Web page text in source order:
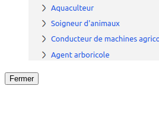
Fermer